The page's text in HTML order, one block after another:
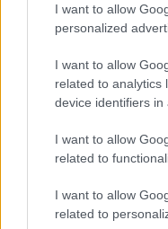
I want to allow
personalized
I want to allow
related to analytics
device identifiers in
I want to allow
related to
I want to allow
related to
Υεμένη: Οι Χούθι
νεκροί στη
6/08/2026 - 11:55μμ